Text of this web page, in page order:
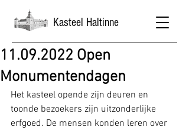
Kasteel Haltinne
11.09.2022 Open
Monumentendagen
Het kasteel opende zijn deuren en
toonde bezoekers zijn uitzonderlijke
erfgoed. De mensen konden leren over